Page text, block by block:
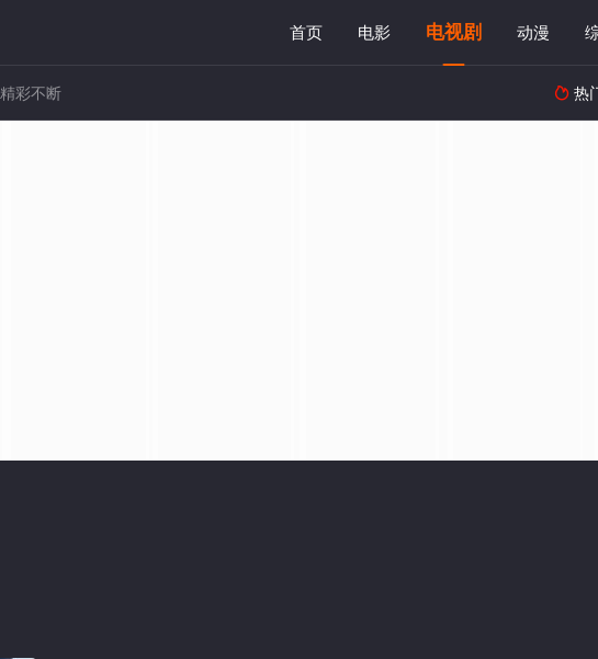
首页 电影 电视剧 动漫
 热